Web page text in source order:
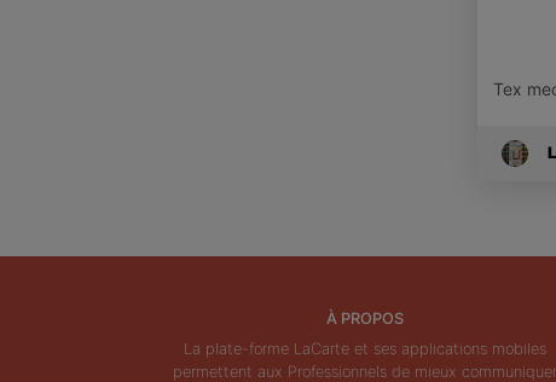
Tex
À PROPOS
La plate-forme LaCarte et ses applications mobiles
permettent aux Professionnels de mieux communiquer